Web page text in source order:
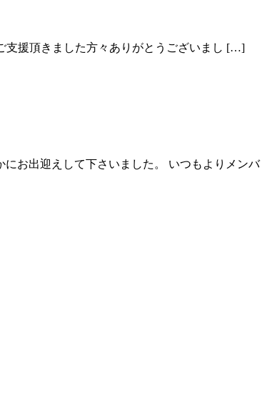
支援頂きました方々ありがとうございまし […]
お出迎えして下さいました。 いつもよりメンバ